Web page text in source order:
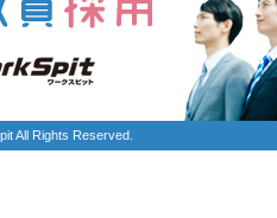
All Rights Reserved.